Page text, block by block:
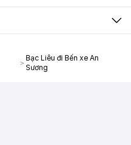
Bạc Liêu đi Bến xe An
Sương